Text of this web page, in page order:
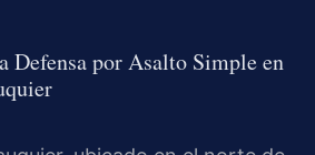
Defensa por Asalto Simple en